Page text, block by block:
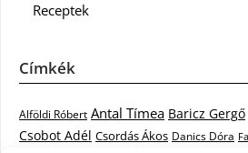
Receptek
Címkék
Alföldi Róbert Antal Tímea Baricz Gergő
Csobot Adél Csordás Ákos Danics Dóra